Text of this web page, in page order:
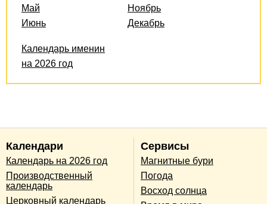
Май
Июнь
Ноябрь
Декабрь
Календарь именин
на 2026 год
Календари
Календарь на 2026 год
Производственный
календарь
Церковный календарь
Сервисы
Магнитные бури
Погода
Восход солнца